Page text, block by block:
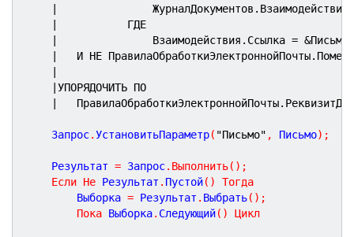
|
|			ГДЕ
|				Взаимодействия.Ссылка = &Письмо)
|	И НЕ
|
|УПОРЯДОЧИТЬ ПО
|
	Запрос
.УстановитьПараметр( "Письмо" , Письмо) ;
	Результат
= Запрос. Выполнить( ) ;
Если Не Результат . Пустой( )
Тогда
		Выборка
= Результат . Выбрать( ) ;
Пока Выборка. Следующий( ) Цикл